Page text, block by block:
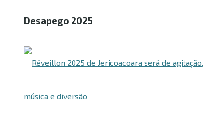
Desapego 2025